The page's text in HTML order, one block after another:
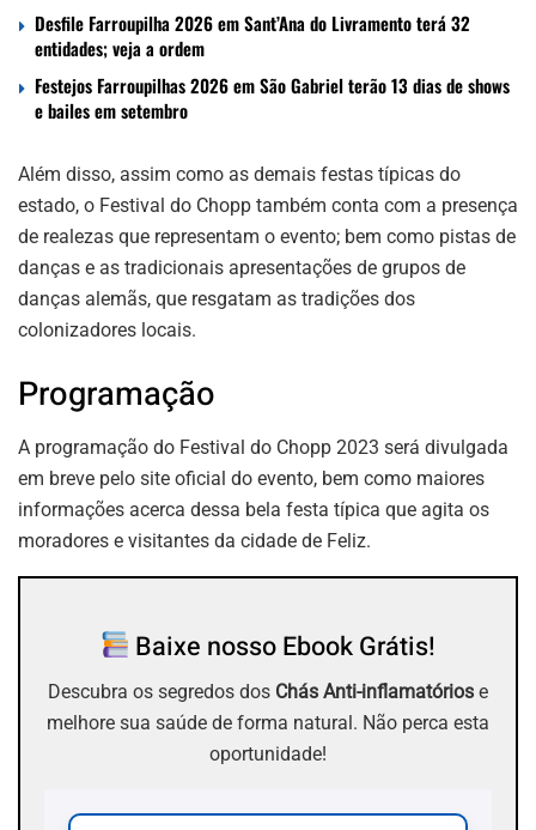
Desfile Farroupilha 2026 em Sant’Ana do Livramento terá 32
entidades; veja a ordem
Festejos Farroupilhas 2026 em São Gabriel terão 13 dias de shows
e bailes em setembro
Além disso, assim como as demais festas típicas do
estado, o Festival do Chopp também conta com a presença
de realezas que representam o evento; bem como pistas de
danças e as tradicionais apresentações de grupos de
danças alemãs, que resgatam as tradições dos
colonizadores locais.
Programação
A programação do Festival do Chopp 2023 será divulgada
em breve pelo site oficial do evento, bem como maiores
informações acerca dessa bela festa típica que agita os
moradores e visitantes da cidade de Feliz.
Baixe nosso Ebook Grátis!
Descubra os segredos dos Chás Anti-inflamatórios e
melhore sua saúde de forma natural. Não perca esta
oportunidade!